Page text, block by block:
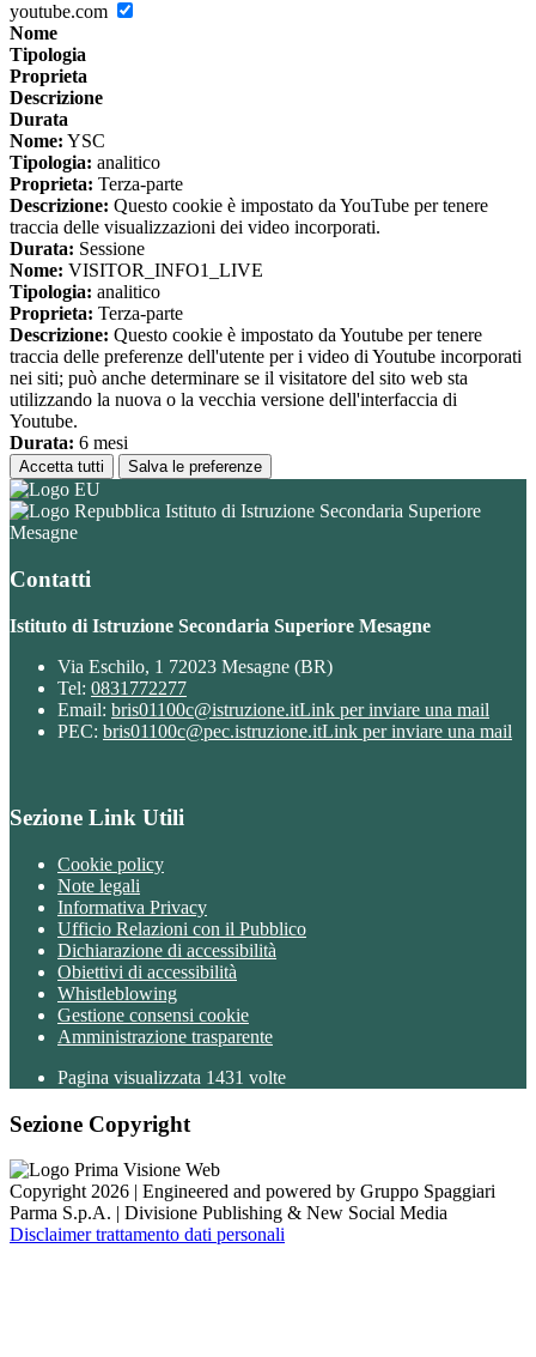
youtube.com
Nome
Tipologia
Proprieta
Descrizione
Durata
Nome: YSC
Tipologia: analitico
Proprieta: Terza-parte
Descrizione: Questo cookie è impostato da YouTube per tenere
traccia delle visualizzazioni dei video incorporati.
Durata: Sessione
Nome: VISITOR_INFO1_LIVE
Tipologia: analitico
Proprieta: Terza-parte
Descrizione: Questo cookie è impostato da Youtube per tenere
traccia delle preferenze dell'utente per i video di Youtube incorporati
nei siti; può anche determinare se il visitatore del sito web sta
utilizzando la nuova o la vecchia versione dell'interfaccia di
Youtube.
Durata: 6 mesi
Accetta tutti Salva le preferenze
Istituto di Istruzione Secondaria Superiore
Mesagne
Contatti
Istituto di Istruzione Secondaria Superiore Mesagne
Via Eschilo, 1 72023 Mesagne (BR)
Tel: 0831772277
Email: bris01100c@istruzione.itLink per inviare una mail
PEC: bris01100c@pec.istruzione.itLink per inviare una mail
Sezione Link Utili
Cookie policy
Note legali
Informativa Privacy
Ufficio Relazioni con il Pubblico
Dichiarazione di accessibilità
Obiettivi di accessibilità
Whistleblowing
Gestione consensi cookie
Amministrazione trasparente
Pagina visualizzata 1431 volte
Sezione Copyright
Copyright 2026 | Engineered and powered by Gruppo Spaggiari
Parma S.p.A. | Divisione Publishing & New Social Media
Disclaimer trattamento dati personali